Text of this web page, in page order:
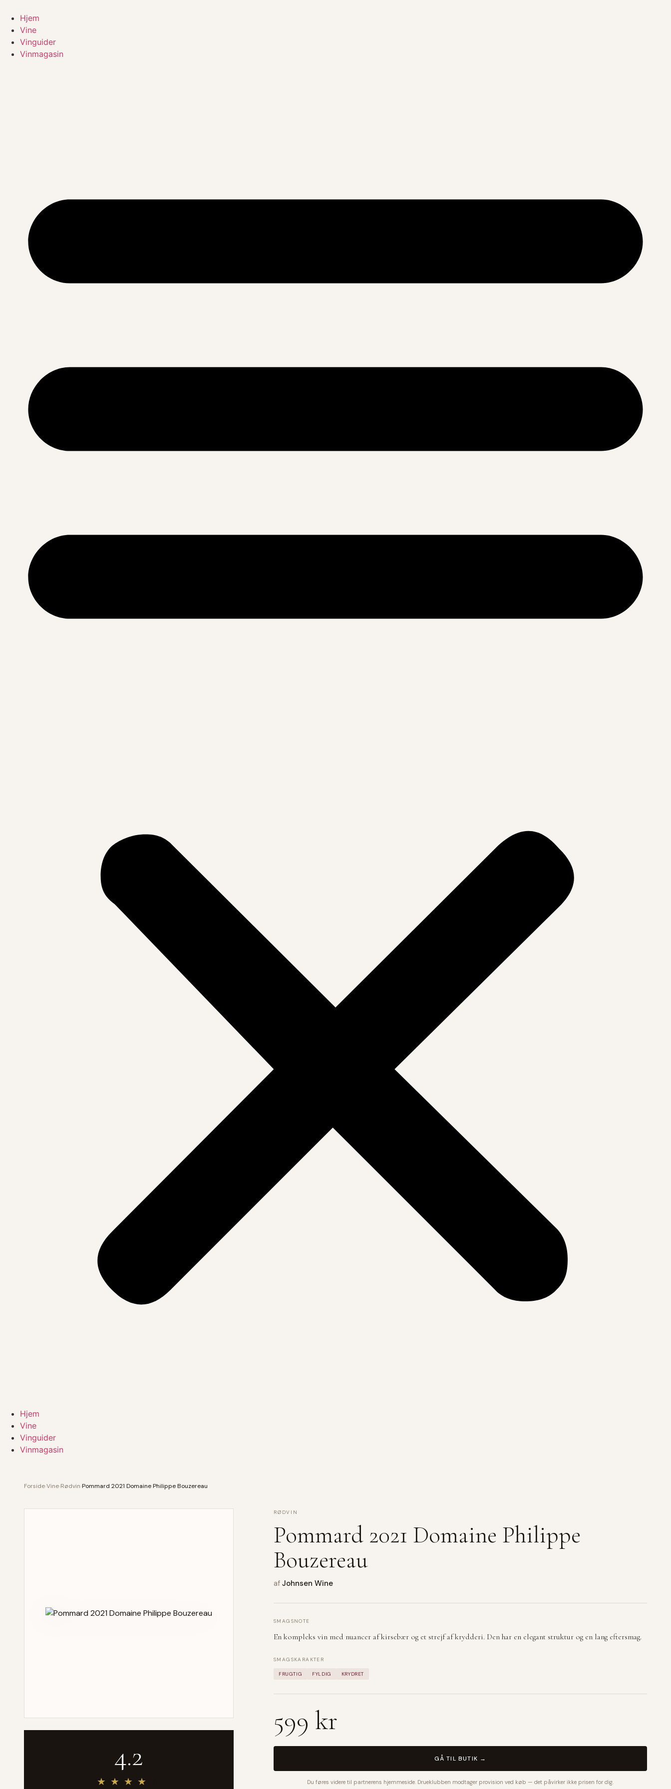
indhold
Hjem
Vine
Vinguider
Vinmagasin
Hjem
Vine
Vinguider
Vinmagasin
ForsideVine Rødvin Pommard 2021 Domaine Philippe Bouzereau
4.2
★ ★ ★ ★
RØDVIN
Pommard 2021 Domaine Philippe
Bouzereau
af Johnsen Wine
SMAGSNOTE
En kompleks vin med nuancer af kirsebær og et strejf af krydderi. Den har en elegant struktur og en lang eftersmag.
SMAGSKARAKTER
FRUGTIG FYLDIG KRYDRET
599 kr
GÅ TIL BUTIK →
Du føres videre til partnerens hjemmeside. Drueklubben modtager provision ved køb — det påvirker ikke prisen for dig.